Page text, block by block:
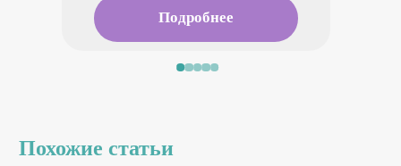
Подробнее
Похожие статьи